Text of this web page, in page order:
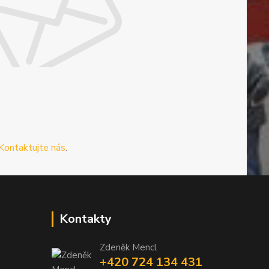
nás.
Kontakty
Zdeněk Mencl
+420 724 134 431